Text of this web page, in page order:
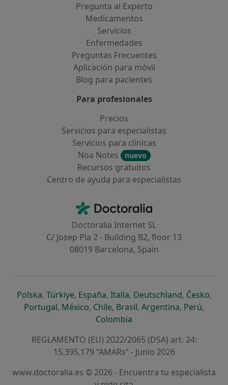
Pregunta al Experto
Medicamentos
Servicios
Enfermedades
Preguntas Frecuentes
Aplicación para móvil
Blog para pacientes
Para profesionales
Precios
Servicios para especialistas
Servicios para clínicas
Noa Notes
nuevo
Recursos gratuitos
Centro de ayuda para especialistas
Doctoralia - Página de inicio
Doctoralia Internet SL
C/ Josep Pla 2 - Building B2, floor 13
08019 Barcelona, Spain
Polskase abre en una nueva pestaña
, Türkiyese abre en una nueva pestaña
, Españase abre en una nueva pestaña
, Italiase abre en una nueva
, Deutschlandse abre en
, Českose
,
Portugalse abre en una nueva pestaña
, Méxicose abre en una nueva pestaña
, Chilese abre en una nueva pestaña
, Brasilse abre en una nueva
, Argentinase abre en
, Perúse
,
Colombia
REGLAMENTO (EU) 2022/2065 (DSA) art. 24:
15.395.179 “AMARs” - Junio 2026
www.doctoralia.es © 2026 - Encuentra tu especialista